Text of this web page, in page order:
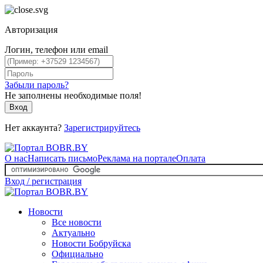
Авторизация
Логин, телефон или email
Забыли пароль?
Не заполнены необходимые поля!
Вход
Нет аккаунта? Зарегистрируйтесь
О насНаписать письмоРеклама на порталеОплата
Вход / регистрация
Новости
Все новости
Актуально
Новости Бобруйска
Официально